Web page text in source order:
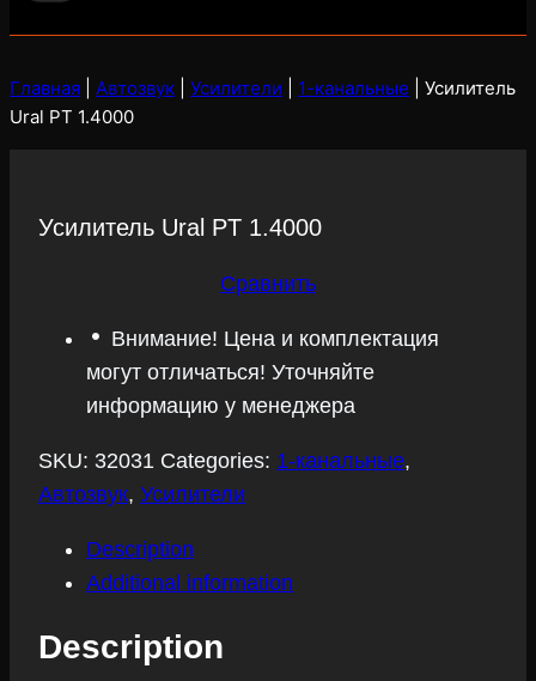
Главная Автозвук Усилители 1-канальные
Усилитель
Ural PT 1.4000
Усилитель Ural PT 1.4000
Сравнить
Внимание! Цена и комплектация
могут отличаться! Уточняйте
информацию у менеджера
SKU: 32031 Categories: 1-канальные,
Автозвук, Усилители
Description
Additional information
Description